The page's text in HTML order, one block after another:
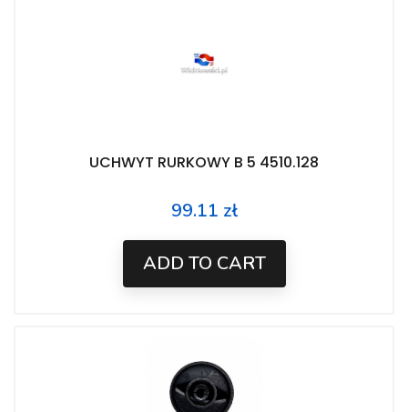
UCHWYT RURKOWY B 5 4510.128
Price
99.11 zł
ADD TO CART